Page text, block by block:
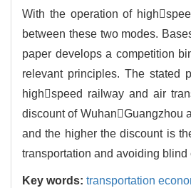
With the operation of
between these two modes.
paper develops a competition
relevant principles. The stated
highspeed railway and air
discount of WuhanGuangzhou
and the higher the discount is
transportation and avoiding
Key words: transportation